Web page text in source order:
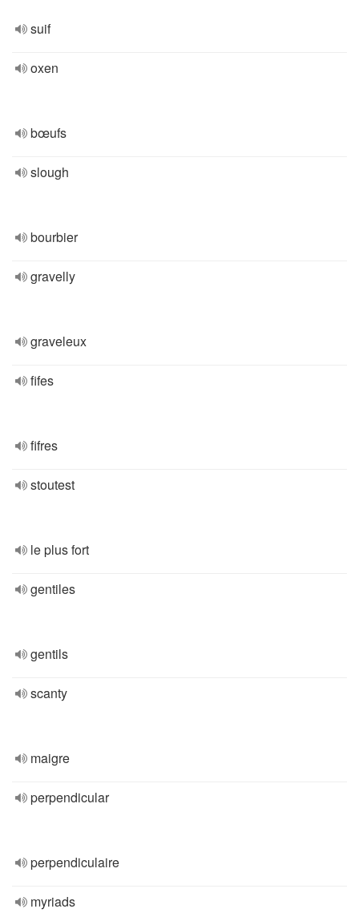
suif
oxen
bœufs
slough
bourbier
gravelly
graveleux
fifes
fifres
stoutest
le plus fort
gentiles
gentils
scanty
maigre
perpendicular
perpendiculaire
myriads